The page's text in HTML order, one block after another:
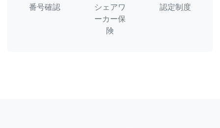
番号確認
シェアワ
ーカー保
険
認定制度